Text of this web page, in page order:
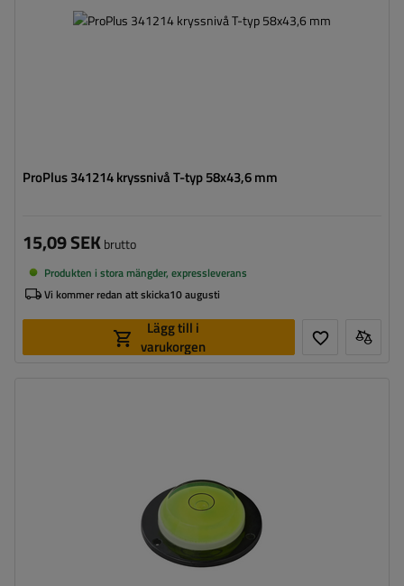
ProPlus 341214 kryssnivå T-typ 58x43,6 mm
15,09 SEKbrutto
Produkten i stora mängder, expressleverans
Vi kommer redan att skicka10 augusti
Lägg till i
varukorgen